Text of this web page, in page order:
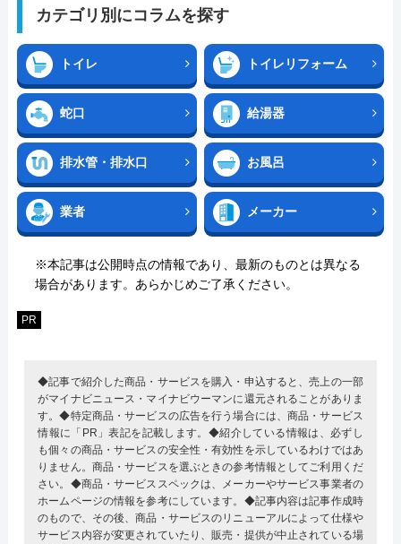
カテゴリ別にコラムを探す
トイレ トイレリフォーム
蛇口 給湯器
排水管・排水口 お風呂
業者 メーカー
※本記事は公開時点の情報であり、最新のものとは異なる
場合があります。あらかじめご了承ください。
PR
◆記事で紹介した商品・サービスを購入・申込すると、売上の一部
がマイナビニュース・マイナビウーマンに還元されることがありま
す。◆特定商品・サービスの広告を行う場合には、商品・サービス
情報に「PR」表記を記載します。◆紹介している情報は、必ずし
も個々の商品・サービスの安全性・有効性を示しているわけではあ
りません。商品・サービスを選ぶときの参考情報としてご利用くだ
さい。◆商品・サービススペックは、メーカーやサービス事業者の
ホームページの情報を参考にしています。◆記事内容は記事作成時
のもので、その後、商品・サービスのリニューアルによって仕様や
サービス内容が変更されていたり、販売・提供が中止されている場